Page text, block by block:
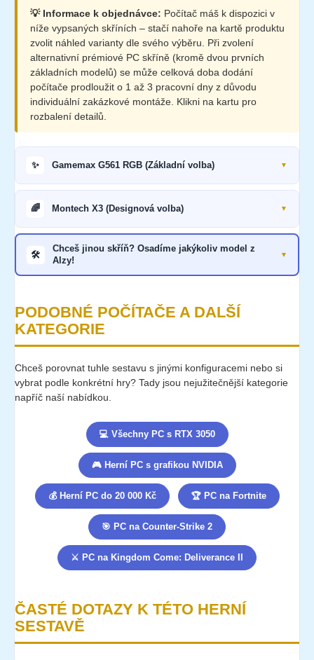
💡 Informace k objednávce: Počítač máš k dispozici v
níže vypsaných skříních – stačí nahoře na kartě produktu
zvolit náhled varianty dle svého výběru. Při zvolení
alternativní prémiové PC skříně (kromě dvou prvních
základních modelů) se může celková doba dodání
počítače prodloužit o 1 až 3 pracovní dny z důvodu
individuální zakázkové montáže. Klikni na kartu pro
rozbalení detailů.
✨ Gamemax G561 RGB (Základní volba)
🌈 Montech X3 (Designová volba)
🛠️
Chceš jinou skříň? Osadíme jakýkoliv model z
Alzy!
PODOBNÉ POČÍTAČE A DALŠÍ
KATEGORIE
Chceš porovnat tuhle sestavu s jinými konfiguracemi nebo si
vybrat podle konkrétní hry? Tady jsou nejužitečnější kategorie
napříč naší nabídkou.
💻 Všechny PC s RTX 3050
🎮 Herní PC s grafikou NVIDIA
💰 Herní PC do 20 000 Kč 🏆 PC na Fortnite
🎯 PC na Counter-Strike 2
⚔️ PC na Kingdom Come: Deliverance II
ČASTÉ DOTAZY K TÉTO HERNÍ
SESTAVĚ